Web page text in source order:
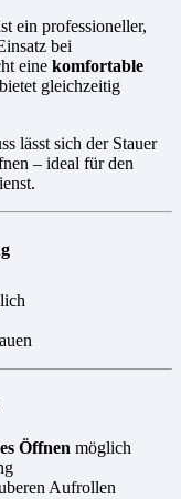
ein professioneller,
bei
eine komfortable
gleichzeitig
lässt sich der Stauer
– ideal für den
Öffnen möglich
Aufrollen